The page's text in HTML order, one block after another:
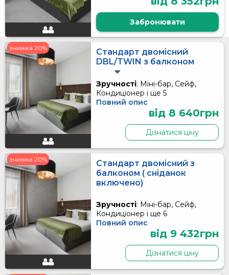
Забронювати
знижка 20%
Стандарт двомісний
DBL/TWIN з балконом
Зручності: Міні-бар, Сейф,
Кондиціонер і ще 5
Повний опис
від 8 640грн
Дізнатися ціну
знижка 20%
Стандарт двомісний з
балконом ( сніданок
включено)
Зручності: Міні-бар, Сейф,
Кондиціонер і ще 6
Повний опис
від 9 432грн
Дізнатися ціну